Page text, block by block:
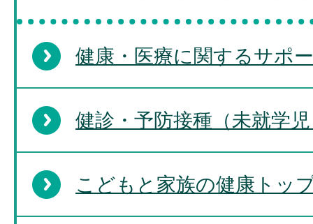
健康・医療に関するサポ
健診・予防接種（未就学
こどもと家族の健康トッ